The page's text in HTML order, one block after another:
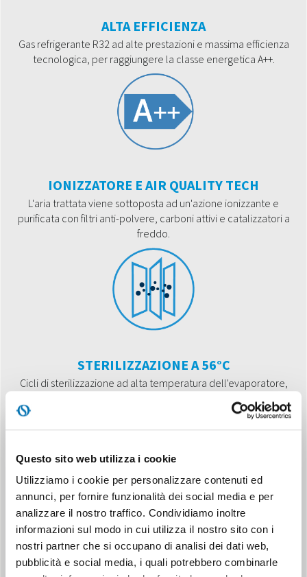
Questo sito web utilizza i cookie
Utilizziamo i cookie per personalizzare contenuti ed
annunci, per fornire funzionalità dei social media e per
analizzare il nostro traffico. Condividiamo inoltre
informazioni sul modo in cui utilizza il nostro sito con i
nostri partner che si occupano di analisi dei dati web,
pubblicità e social media, i quali potrebbero combinarle
ALTA EFFICIENZA
Gas refrigerante R32 ad alte prestazioni e massima efficienza
tecnologica, per raggiungere la classe energetica A++.
IONIZZATORE E AIR QUALITY TECH
L'aria trattata viene sottoposta ad un'azione ionizzante e
purificata con filtri anti-polvere, carboni attivi e catalizzatori a
freddo.
STERILIZZAZIONE A 56°C
Cicli di sterilizzazione ad alta temperatura dell'evaporatore,
FOLLOW ME
Il telecomando funge da termostato a distanza, per garantire